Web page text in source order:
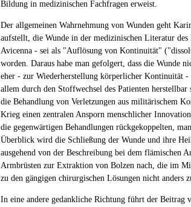
Bildung in medizinischen Fachfragen erweist.
Der allgemeinen Wahrnehmung von Wunden geht
aufstellt, die Wunde in der medizinischen Literatur
Avicenna - sei als "Auflösung von Kontinuität"
worden. Daraus habe man gefolgert, dass die Wunde
eher - zur Wiederherstellung körperlicher Kontinuität
allem durch den Stoffwechsel des Patienten
die Behandlung von Verletzungen aus militärischem
Krieg einen zentralen Ansporn menschlicher
die gegenwärtigen Behandlungen rückgekoppelten,
Überblick wird die Schließung der Wunde und ihre
ausgehend von der Beschreibung bei dem flämischen
Armbrüsten zur Extraktion von Bolzen nach, die im
zu den gängigen chirurgischen Lösungen nicht anders
In eine andere gedankliche Richtung führt der Beitrag